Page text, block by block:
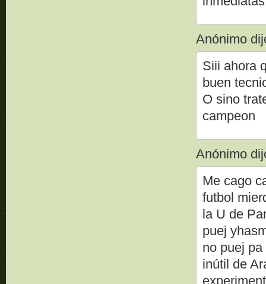
Anónimo
Siii ahora
buen
O sino
campeon
Anónimo
Me cago
futbol
la U de
puej
no puej
inútil de